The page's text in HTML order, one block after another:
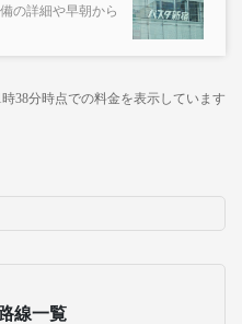
の詳細や早朝から
時38分時点での料金を表示しています
線一覧